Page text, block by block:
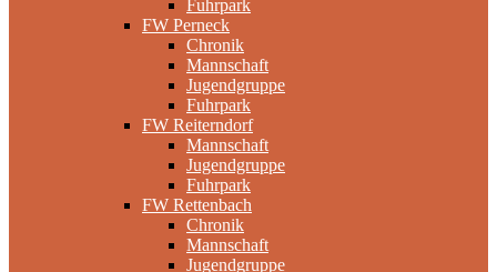
Fuhrpark
FW Perneck
Chronik
Mannschaft
Jugendgruppe
Fuhrpark
FW Reiterndorf
Mannschaft
Jugendgruppe
Fuhrpark
FW Rettenbach
Chronik
Mannschaft
Jugendgruppe